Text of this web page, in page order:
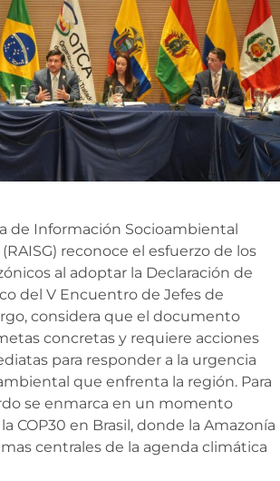
de Información Socioambiental
reconoce el esfuerzo de los
al adoptar la Declaración de
del V Encuentro de Jefes de
considera que el documento
concretas y requiere acciones
para responder a la urgencia
que enfrenta la región. Para
se enmarca en un momento
COP30 en Brasil, donde la Amazonía
centrales de la agenda climática